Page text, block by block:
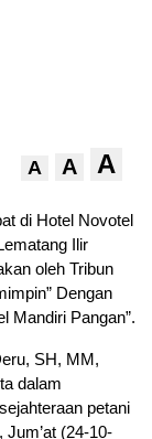
A A A
di Hotel Novotel
Ilir
oleh Tribun
Dengan
Mandiri Pangan”.
SH, MM,
dalam
petani
(24-10-